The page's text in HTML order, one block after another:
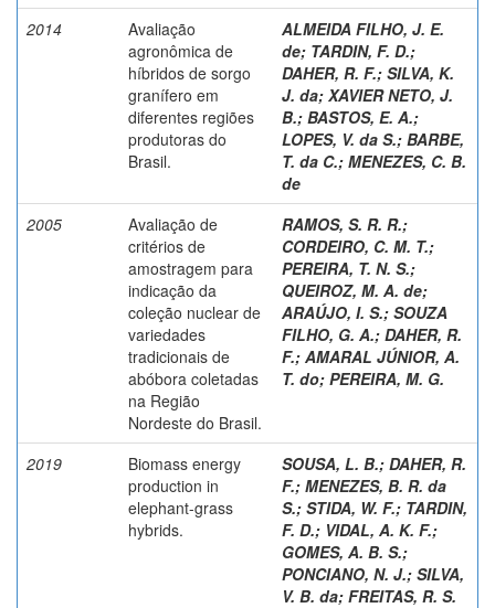
2014
Avaliação
agronômica de
híbridos de sorgo
granífero em
diferentes regiões
produtoras do
Brasil.
ALMEIDA FILHO, J. E.
de; TARDIN, F. D.;
DAHER, R. F.; SILVA, K.
J. da; XAVIER NETO, J.
B.; BASTOS, E. A.;
LOPES, V. da S.; BARBE,
T. da C.; MENEZES, C. B.
de
2005
Avaliação de
critérios de
amostragem para
indicação da
coleção nuclear de
variedades
tradicionais de
abóbora coletadas
na Região
Nordeste do Brasil.
RAMOS, S. R. R.;
CORDEIRO, C. M. T.;
PEREIRA, T. N. S.;
QUEIROZ, M. A. de;
ARAÚJO, I. S.; SOUZA
FILHO, G. A.; DAHER, R.
F.; AMARAL JÚNIOR, A.
T. do; PEREIRA, M. G.
2019
Biomass energy
production in
elephant-grass
hybrids.
SOUSA, L. B.; DAHER, R.
F.; MENEZES, B. R. da
S.; STIDA, W. F.; TARDIN,
F. D.; VIDAL, A. K. F.;
GOMES, A. B. S.;
PONCIANO, N. J.; SILVA,
V. B. da; FREITAS, R. S.